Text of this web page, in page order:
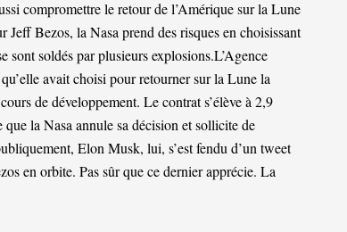
compromettre le retour de l’Amérique sur la Lune
Bezos, la Nasa prend des risques en choisissant
sont soldés par plusieurs explosions.L’Agence
avait choisi pour retourner sur la Lune la
de développement. Le contrat s’élève à 2,9
la Nasa annule sa décision et sollicite de
Elon Musk, lui, s’est fendu d’un tweet
en orbite. Pas sûr que ce dernier apprécie. La